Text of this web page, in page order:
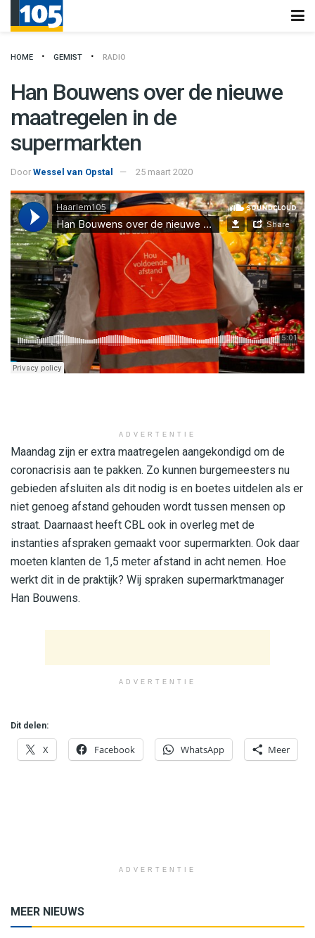
HOME GEMIST RADIO
Han Bouwens over de nieuwe
maatregelen in de
supermarkten
Door Wessel van Opstal 25 maart 2020
ADVERTENTIE
Maandag zijn er extra maatregelen aangekondigd om de
coronacrisis aan te pakken. Zo kunnen burgemeesters nu
gebieden afsluiten als dit nodig is en boetes uitdelen als er
niet genoeg afstand gehouden wordt tussen mensen op
straat. Daarnaast heeft CBL ook in overleg met de
instanties afspraken gemaakt voor supermarkten. Ook daar
moeten klanten de 1,5 meter afstand in acht nemen. Hoe
werkt dit in de praktijk? Wij spraken supermarktmanager
Han Bouwens.
ADVERTENTIE
Dit delen:
X Facebook WhatsApp Meer
ADVERTENTIE
MEER NIEUWS